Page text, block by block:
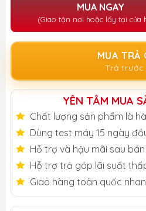
MUA NGAY
(Giao tận nơi hoặc lấy tại cửa
MUA TRẢ
Trả trước
YÊN TÂM MUA
Chất lượng sản phẩm là
Dùng test máy 15 ngày
Hỗ trợ và hậu mãi sau
Hỗ trợ trả góp lãi suất
Giao hàng toàn quốc